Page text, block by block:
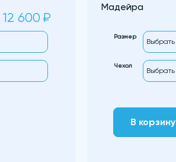
12 600 ₽
Мадейра
Размер
Чехол
В корзину